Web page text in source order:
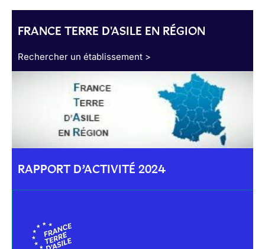
FRANCE TERRE D'ASILE EN RÉGION
Rechercher un établissement >
RAPPORT D’ACTIVITÉ 2024